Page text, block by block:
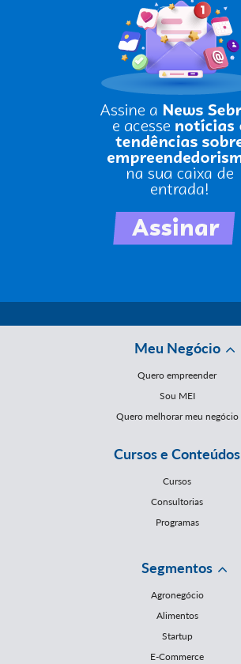
Meu Negócio
Quero empreender
Sou MEI
Quero melhorar meu negócio
Cursos e Conteúdos
Cursos
Consultorias
Programas
Segmentos
Agronegócio
Alimentos
Startup
E-Commerce